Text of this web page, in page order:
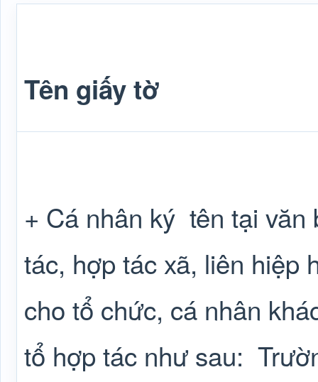
Tên giấy tờ
+ Cá nhân ký tên tại văn
tác, hợp tác xã, liên hiệp
cho tổ chức, cá nhân
tổ hợp tác như sau: